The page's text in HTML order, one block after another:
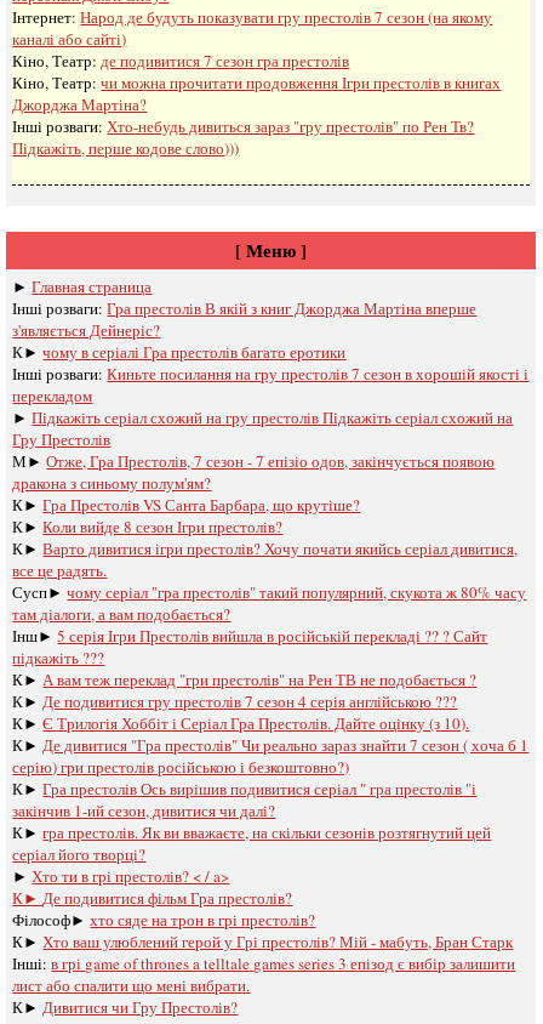
Інтернет:Народ де будуть показувати гру престолів 7 сезон (на якому
каналі або сайті)
Кіно, Театр: де подивитися 7 сезон гра престолів
Кіно, Театр:чи можна прочитати продовження Ігри престолів в книгах
Джорджа Мартіна?
Інші розваги: ​​Хто-небудь дивиться зараз "гру престолів" по Рен Тв?
Підкажіть, перше кодове слово)))
[ Меню ]
►Главная страница
Інші розваги: ​​Гра престолів В якій з книг Джорджа Мартіна вперше
з'являється Дейнеріс?
К►чому в серіалі Гра престолів багато еротики
Інші розваги: ​​Киньте посилання на гру престолів 7 сезон в хорошій якості і
перекладом
►Підкажіть серіал схожий на гру престолів Підкажіть серіал схожий на
Гру Престолів
М►Отже, Гра Престолів, 7 сезон - 7 епізіо одов, закінчується появою
дракона з синьому полум'ям?
К►Гра Престолів VS Санта Барбара, що крутіше?
К►Коли вийде 8 сезон Ігри престолів?
К►Варто дивитися ігри престолів? Хочу почати якийсь серіал дивитися,
все це радять.
Сусп►чому серіал "гра престолів" такий популярний, скукота ж 80% часу
там діалоги, а вам подобається?
Інш► 5 серія Ігри Престолів вийшла в російській перекладі ?? ? Сайт
підкажіть ???
К► А вам теж переклад "гри престолів" на Рен ТВ не подобається ?
К► Де подивитися гру престолів 7 сезон 4 серія англійською ???
К►Є Трилогія Хоббіт і Серіал Гра Престолів. Дайте оцінку (з 10).
К► Де дивитися "Гра престолів" Чи реально зараз знайти 7 сезон ( хоча б 1
серію) гри престолів російською і безкоштовно?)
К►Гра престолів Ось вирішив подивитися серіал " гра престолів "і
закінчив 1-ий сезон, дивитися чи далі?
К►гра престолів. Як ви вважаєте, на скільки сезонів розтягнутий цей
серіал його творці?
► Хто ти в грі престолів? < / a>
К► Де подивитися фільм Гра престолів?
Філософ►хто сяде на трон в грі престолів?
К► Хто ваш улюблений герой у Грі престолів? Мій - мабуть, Бран Старк
Інші:в грі game of thrones a telltale games series 3 епізод є вибір залишити
лист або спалити що мені вибрати.
К► Дивитися чи Гру Престолів?